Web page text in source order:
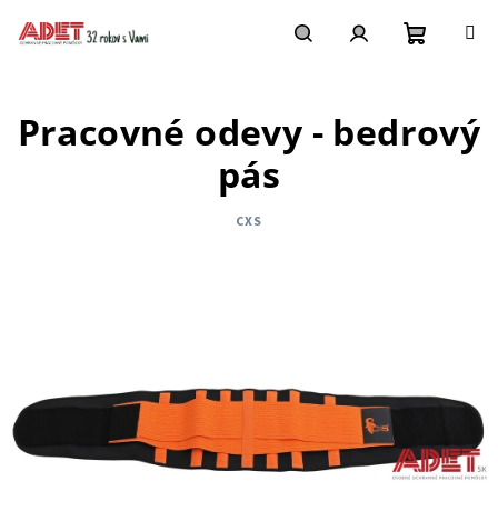
košík
Pracovné odevy - bedrový
pás
CXS